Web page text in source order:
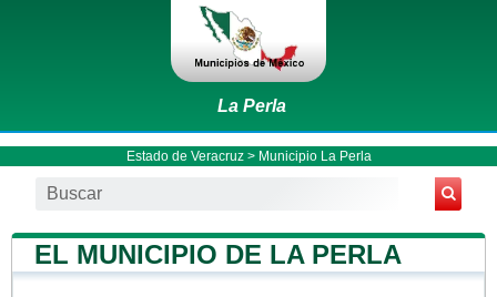
La Perla
Estado de Veracruz> Municipio La Perla
EL MUNICIPIO DE LA PERLA